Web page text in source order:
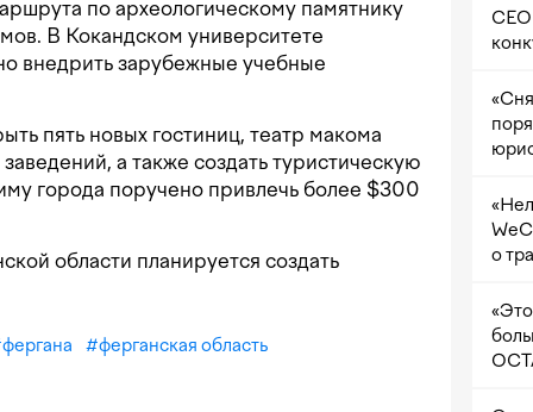
по археологическому памятнику
В Кокандском университете
внедрить зарубежные учебные
пять новых гостиниц, театр макома
а также создать туристическую
города поручено привлечь более $300
области планируется создать
фергана #ферганская область
о